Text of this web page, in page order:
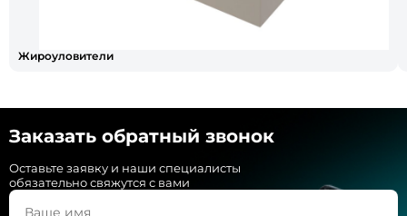
Жироуловители
Заказать обратный звонок
Оставьте заявку и наши специалисты
обязательно свяжутся с вами